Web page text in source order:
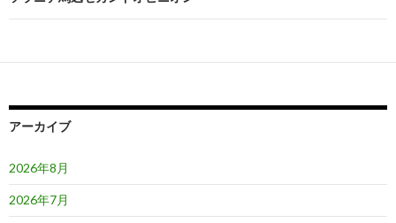
ゲ
ー
ョ
アーカイブ
2026年8月
2026年7月